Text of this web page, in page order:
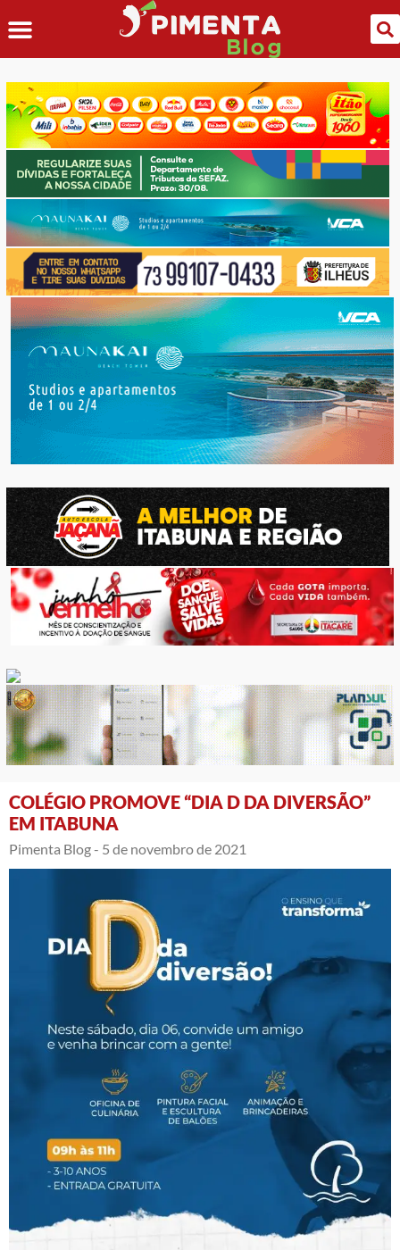
COLÉGIO PROMOVE “DIA D DA DIVERSÃO”
EM ITABUNA
Pimenta Blog - 5 de novembro de 2021